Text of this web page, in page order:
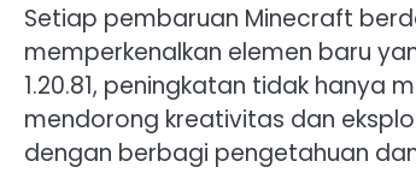
Setiap pembaruan Minecraft
memperkenalkan elemen baru
1.20.81, peningkatan tidak hanya
mendorong kreativitas dan
dengan berbagi pengetahuan